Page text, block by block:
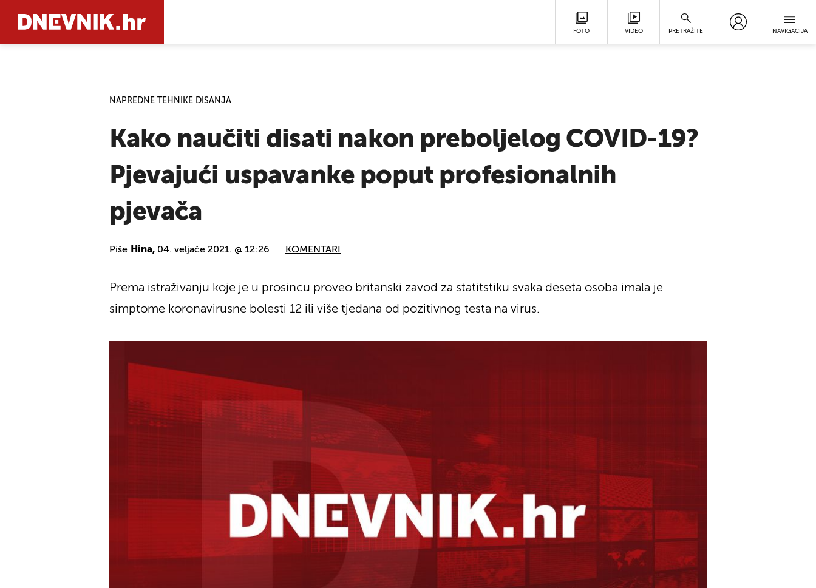
FOTO VIDEO PRETRAŽITE NAVIGACIJA
NAPREDNE TEHNIKE DISANJA
Kako naučiti disati nakon preboljelog COVID-19?
Pjevajući uspavanke poput profesionalnih
pjevača
Piše Hina, 04. veljače 2021. @ 12:26 KOMENTARI
Prema istraživanju koje je u prosincu proveo britanski zavod za statitstiku svaka deseta osoba imala je
simptome koronavirusne bolesti 12 ili više tjedana od pozitivnog testa na virus.